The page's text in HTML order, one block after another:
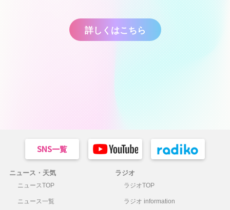
詳しくはこちら
ニュース・天気
ニュースTOP
ニュース一覧
ラジオ
ラジオTOP
ラジオ information